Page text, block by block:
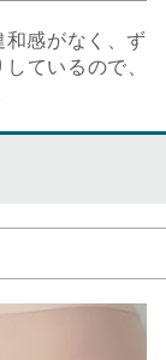
感がなく、ず
ているので、